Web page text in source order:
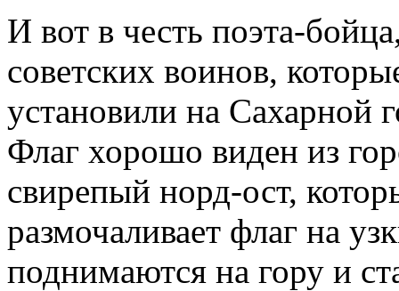
И вот в честь поэта-
советских воинов,
установили на Сахарной
Флаг хорошо виден из
свирепый норд-ост,
размочаливает флаг на
поднимаются на гору и